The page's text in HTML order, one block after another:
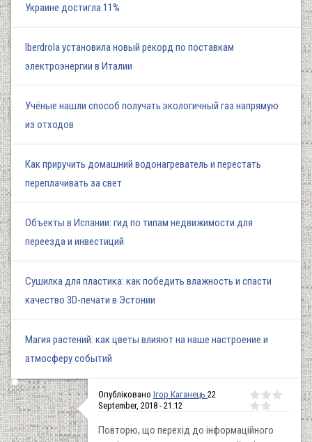
Украине достигла 11%
Iberdrola установила новый рекорд по поставкам
электроэнергии в Италии
Учёные нашли способ получать экологичный газ напрямую
из отходов
Как приручить домашний водонагреватель и перестать
переплачивать за свет
Объекты в Испании: гид по типам недвижимости для
переезда и инвестиций
Сушилка для пластика: как победить влажность и спасти
качество 3D-печати в Эстонии
Магия растений: как цветы влияют на наше настроение и
атмосферу событий
Опубліковано Ігор Каганець 22
September, 2018 - 21:12
Повторю, що перехід до інформаційного